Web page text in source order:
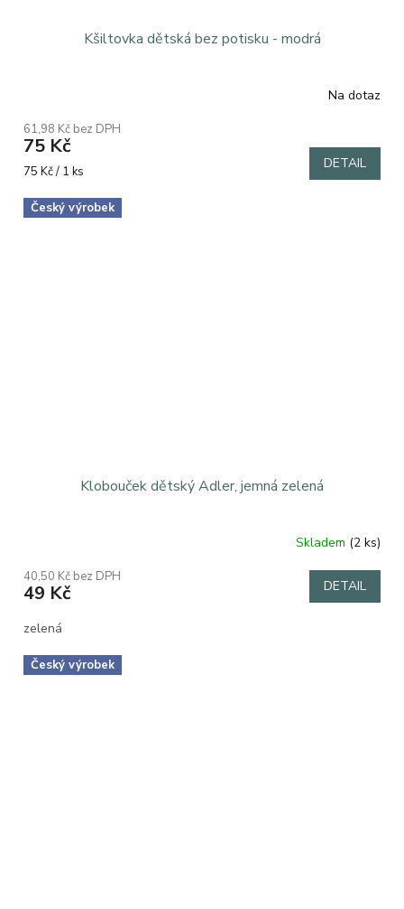
Kšiltovka dětská bez potisku - modrá
Na dotaz
61,98 Kč bez DPH
75 Kč
Měrná
75 Kč / 1 ks DETAIL
Český výrobek
Klobouček dětský Adler, jemná zelená
Skladem (2 ks)
40,50 Kč bez DPH
49 Kč DETAIL
zelená
Český výrobek